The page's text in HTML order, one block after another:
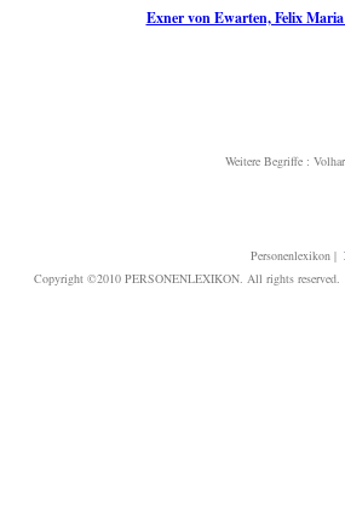
Exner von Ewarten, Felix
Weitere Begriffe :
Personenlexikon|
Copyright ©2010 PERSONENLEXIKON. All rights